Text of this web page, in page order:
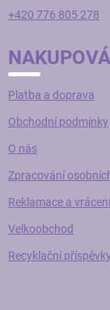
+420 776 805 278
Platba a doprava
Obchodní podmínky
O nás
Zpracování
Reklamace a
Velkoobchod
Recyklační příspěvky